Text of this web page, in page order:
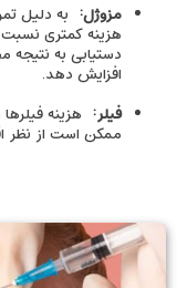
مزوژل: به دلیل
هزینه کمتری نسبت
دستیابی به نتیجه
افزایش دهد.
فیلر: هزینه
ممکن است از نظر